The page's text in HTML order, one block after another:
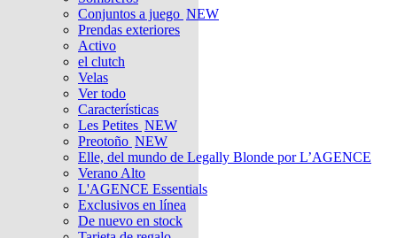
Conjuntos a juego NEW
Prendas exteriores
Activo
el clutch
Velas
Ver todo
Características
Les Petites NEW
Preotoño NEW
Elle, del mundo de Legally Blonde por L’AGENCE
Verano Alto
L'AGENCE Essentials
Exclusivos en línea
De nuevo en stock